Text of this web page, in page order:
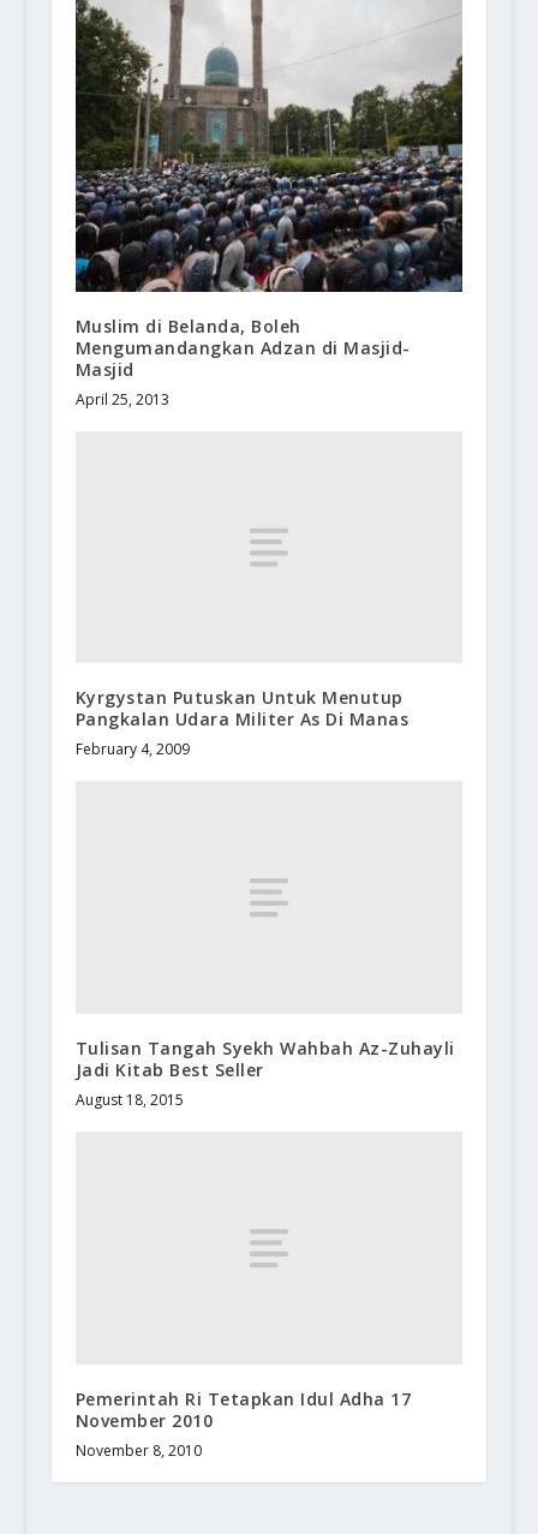
Muslim di Belanda, Boleh
Mengumandangkan Adzan di Masjid-
Masjid
April 25, 2013
Kyrgystan Putuskan Untuk Menutup
Pangkalan Udara Militer As Di Manas
February 4, 2009
Tulisan Tangah Syekh Wahbah Az-Zuhayli
Jadi Kitab Best Seller
August 18, 2015
Pemerintah Ri Tetapkan Idul Adha 17
November 2010
November 8, 2010